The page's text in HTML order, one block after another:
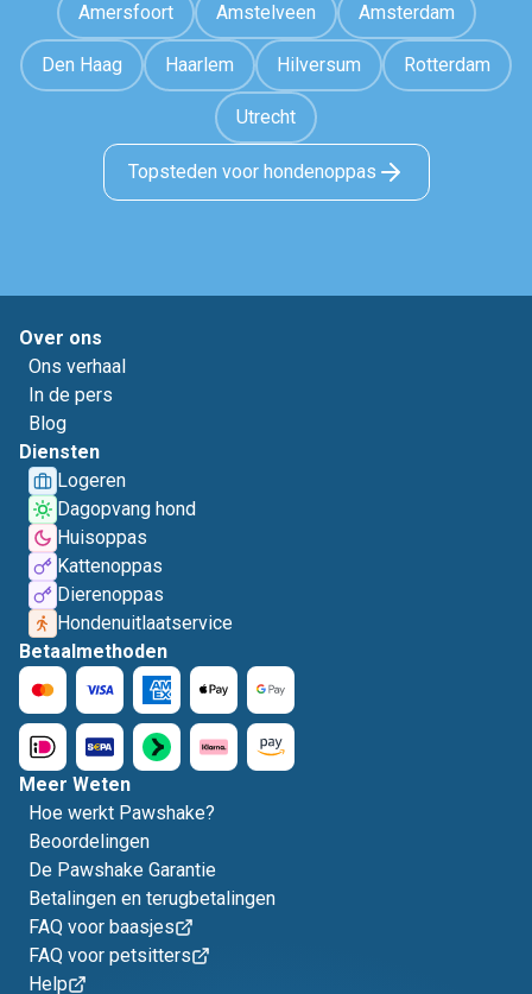
Amersfoort Amstelveen Amsterdam
Den Haag Haarlem Hilversum Rotterdam
Utrecht
Topsteden voor hondenoppas
Over ons
Ons verhaal
In de pers
Blog
Diensten
Logeren
Dagopvang hond
Huisoppas
Kattenoppas
Dierenoppas
Hondenuitlaatservice
Betaalmethoden
Meer Weten
Hoe werkt Pawshake?
Beoordelingen
De Pawshake Garantie
Betalingen en terugbetalingen
FAQ voor baasjes
FAQ voor petsitters
Help